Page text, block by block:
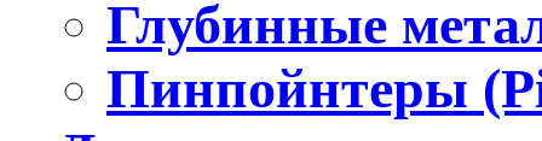
Глубинные
Пинпойнтеры